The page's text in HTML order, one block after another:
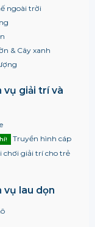
ngoài trời
& Cây xanh
vụ giải trí và
Truyền hình cáp
chơi giải trí cho trẻ
vụ lau dọn